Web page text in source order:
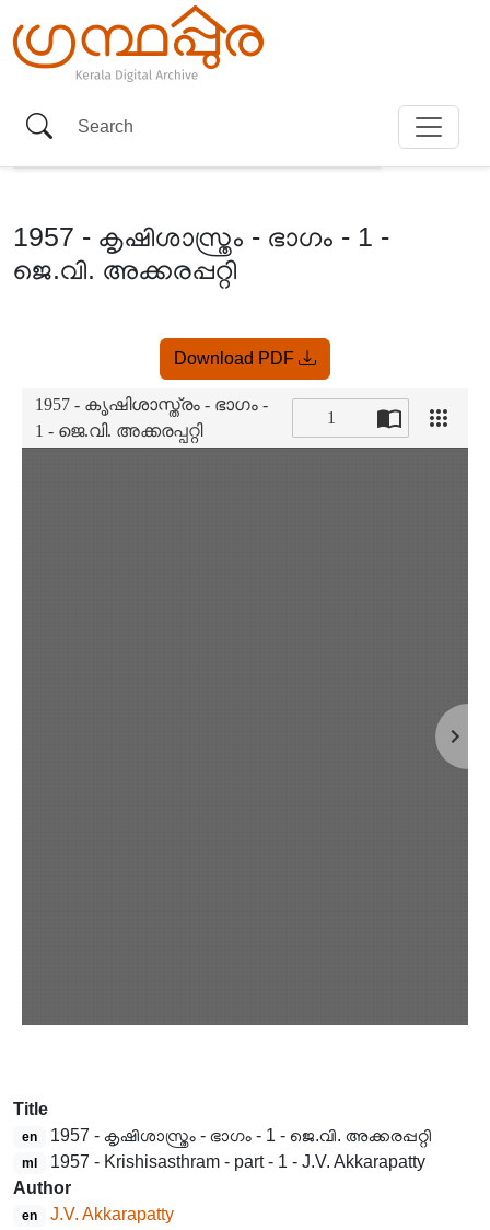
1957 - കൃഷിശാസ്ത്രം - ഭാഗം - 1 -
ജെ.വി. അക്കരപ്പറ്റി
Download PDF
Title
en 1957 - കൃഷിശാസ്ത്രം - ഭാഗം - 1 - ജെ.വി. അക്കരപ്പറ്റി
ml
1957 - Krishisasthram - part - 1 - J.V. Akkarapatty
Author
en J.V. Akkarapatty